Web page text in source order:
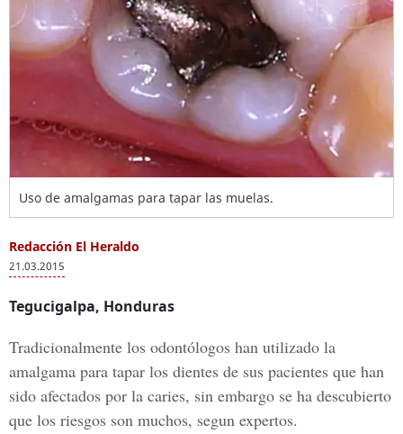
Uso de amalgamas para tapar las muelas.
Redacción El Heraldo
21.03.2015
Tegucigalpa, Honduras
Tradicionalmente los odontólogos han utilizado la
amalgama para tapar los dientes de sus pacientes que han
sido afectados por la caries, sin embargo se ha descubierto
que los riesgos son muchos, segun expertos.